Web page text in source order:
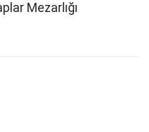
Mezarlığı